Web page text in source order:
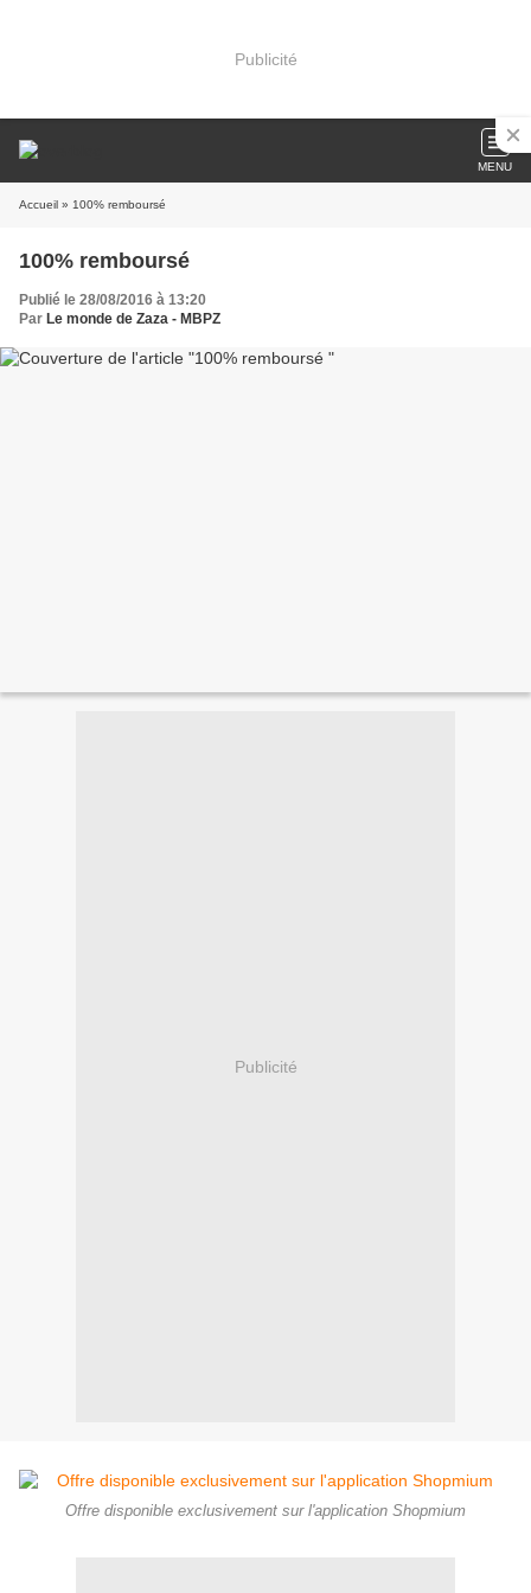
Publicité
MENU
Accueil » 100% remboursé
100% remboursé
Publié le 28/08/2016 à 13:20
Par Le monde de Zaza - MBPZ
Publicité
Offre disponible exclusivement sur l'application Shopmium